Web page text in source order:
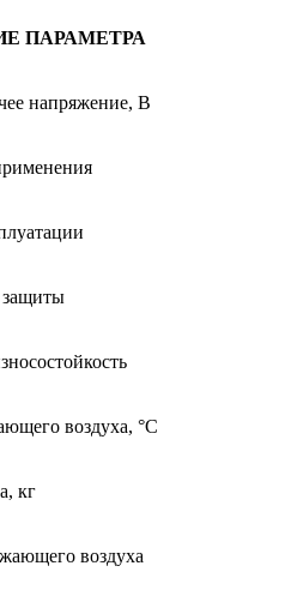
ПАРАМЕТРА
напряжение, В
защиты
воздуха, °С
кг
воздуха